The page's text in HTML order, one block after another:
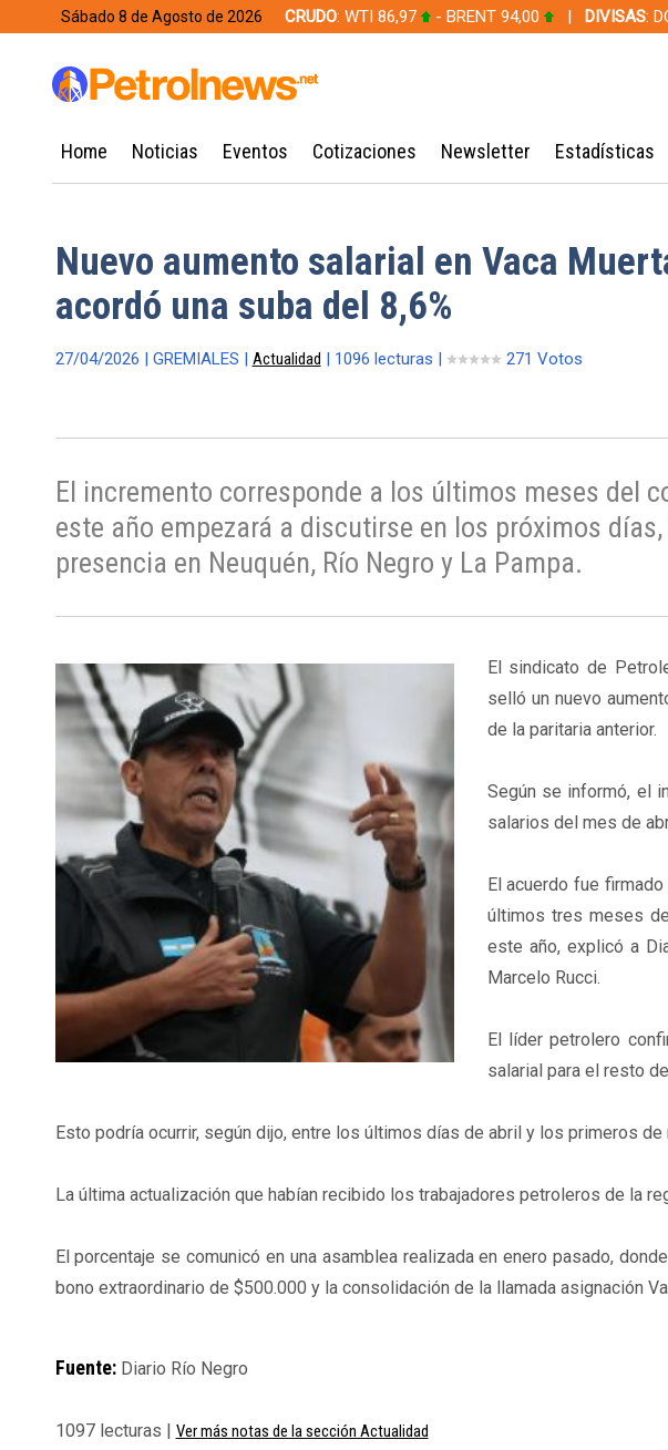
Sábado 8 de Agosto de 2026 CRUDO: WTI 86,97 - BRENT 94,00 | DIVISAS:
Home Noticias Eventos Cotizaciones Newsletter Estadísticas
Nuevo aumento salarial en Vaca
acordó una suba del 8,6%
27/04/2026 | GREMIALES | Actualidad | 1096 lecturas | 271 Votos
El incremento corresponde a los últimos meses del
este año empezará a discutirse en los próximos
presencia en Neuquén, Río Negro y La Pampa.
El sindicato de
selló un nuevo
de la paritaria anterior.
Según se informó, el
salarios del mes de
El acuerdo fue
últimos tres meses
este año, explicó a
Marcelo Rucci.
El líder petrolero
salarial para el resto
Esto podría ocurrir, según dijo, entre los últimos días de abril y los primeros
La última actualización que habían recibido los trabajadores petroleros de la
El porcentaje se comunicó en una asamblea realizada en enero pasado,
bono extraordinario de $500.000 y la consolidación de la llamada asignación
Fuente:Diario Río Negro
1097 lecturas | Ver más notas de la sección Actualidad